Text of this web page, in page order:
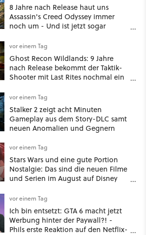
8 Jahre nach Release haut uns
Assassin's Creed Odyssey immer
noch um - Und ist jetzt sogar
vor einem Tag
Ghost Recon Wildlands: 9 Jahre
nach Release bekommt der Taktik-
Shooter mit Last Rites nochmal ein
vor einem Tag
Stalker 2 zeigt acht Minuten
Gameplay aus dem Story-DLC samt
neuen Anomalien und Gegnern
vor einem Tag
Stars Wars und eine gute Portion
Nostalgie: Das sind die neuen Filme
und Serien im August auf Disney
vor einem Tag
Ich bin entsetzt: GTA 6 macht jetzt
Werbung hinter der Paywall?! -
Phils erste Reaktion auf den Netflix-